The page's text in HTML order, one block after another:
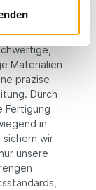
Wir
Materialien
präzise
Durch
Fertigung
in
sichern wir
unsere